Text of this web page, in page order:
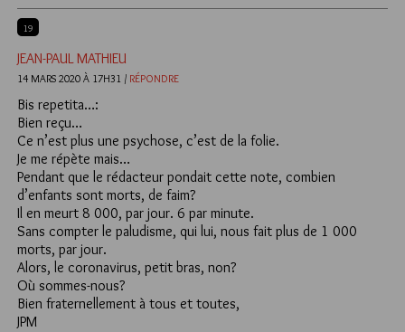
19
JEAN-PAUL MATHIEU
14 MARS 2020 À 17H31 / RÉPONDRE
Bis repetita…:
Bien reçu…
Ce n’est plus une psychose, c’est de la folie.
Je me répète mais…
Pendant que le rédacteur pondait cette note, combien
d’enfants sont morts, de faim?
Il en meurt 8 000, par jour. 6 par minute.
Sans compter le paludisme, qui lui, nous fait plus de 1 000
morts, par jour.
Alors, le coronavirus, petit bras, non?
Où sommes-nous?
Bien fraternellement à tous et toutes,
JPM